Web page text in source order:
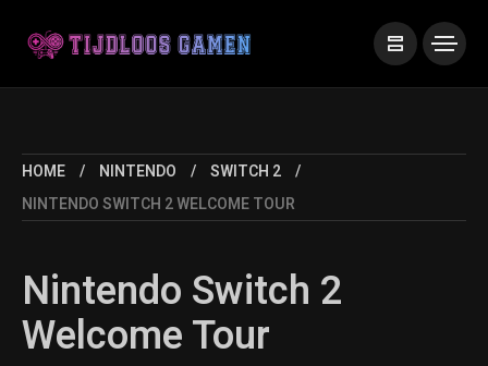
HOME NINTENDO
SWITCH 2
NINTENDO SWITCH 2 WELCOME TOUR
Nintendo Switch 2
Welcome Tour